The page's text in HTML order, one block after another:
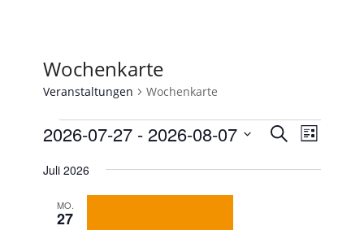
Wochenkarte
Veranstaltungen Wochenkarte
Veranstaltungen SucheListe
2026-07-27 - 2026-08-07
wählen.
Juli 2026
MO.
27